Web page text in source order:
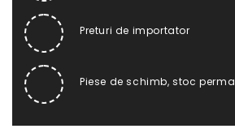
Preturi de importator
Piese de schimb, stoc